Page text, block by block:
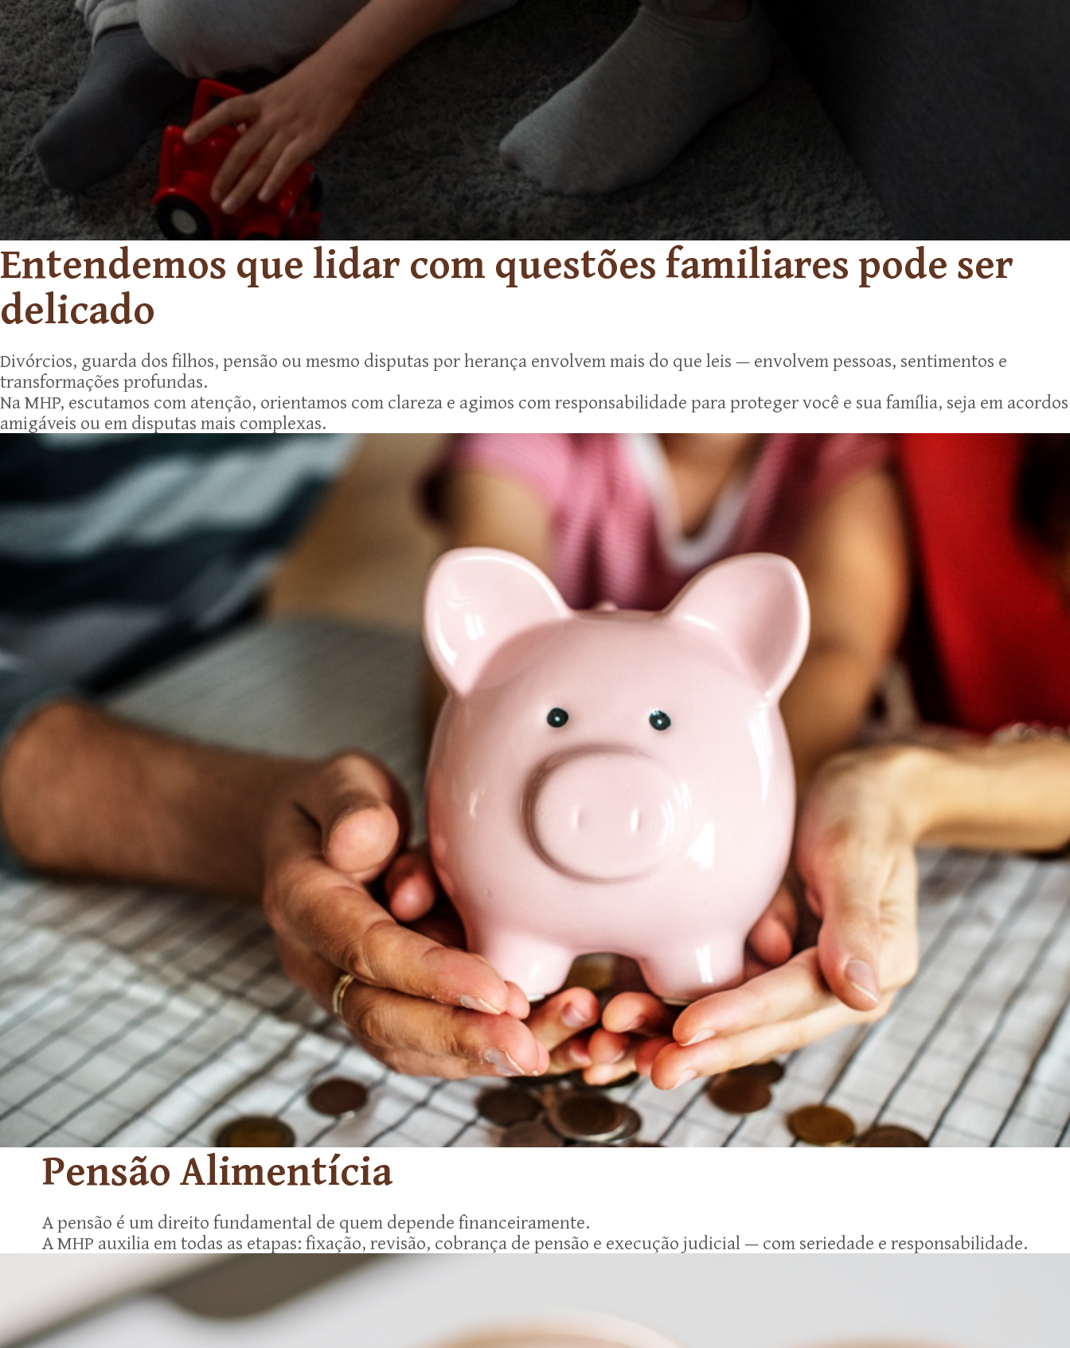
Entendemos que lidar com questões familiares pode ser
delicado
Divórcios, guarda dos filhos, pensão ou mesmo disputas por herança envolvem mais do que leis — envolvem pessoas, sentimentos e
transformações profundas.
Na MHP, escutamos com atenção, orientamos com clareza e agimos com responsabilidade para proteger você e sua família, seja em acordos
amigáveis ou em disputas mais complexas.
Pensão Alimentícia
A pensão é um direito fundamental de quem depende financeiramente.
A MHP auxilia em todas as etapas: fixação, revisão, cobrança de pensão e execução judicial — com seriedade e responsabilidade.